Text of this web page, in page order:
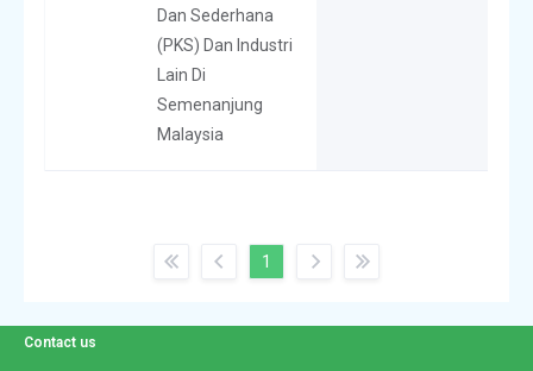
Dan Sederhana
(PKS) Dan Industri
Lain Di
Semenanjung
Malaysia
1
Contact us